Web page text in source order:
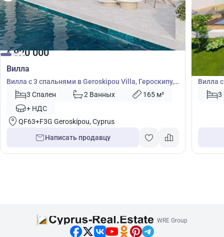
€920 000
Вилла
Вилла с 3 спальнями в Geroskipou Villa, Героскипу,
Пафос, Кипр № 50765
3 Спален 2 Ванных
165 м²
+ НДС
QF63+F3G Geroskípou, Cyprus
Написать продавцу
€900
Вилла
Вилла
453913
WRE Group